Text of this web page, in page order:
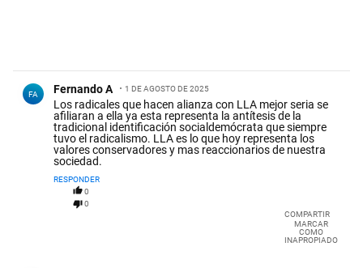
FA Fernando A 1 DE AGOSTO DE 2025
Los radicales que hacen alianza con LLA mejor seria se
afiliaran a ella ya esta representa la antítesis de la
tradicional identificación socialdemócrata que siempre
tuvo el radicalismo. LLA es lo que hoy representa los
valores conservadores y mas reaccionarios de nuestra
sociedad.
RESPONDER
0
0
COMPARTIR
MARCAR
COMO
INAPROPIADO